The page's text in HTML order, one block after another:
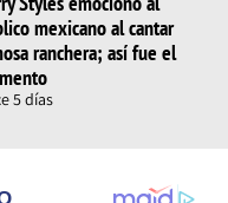
mexicano al cantar
ranchera; así fue el
5 días